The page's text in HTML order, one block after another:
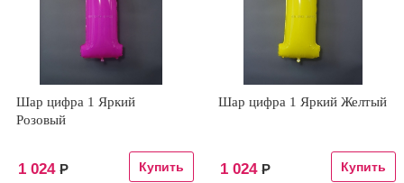
Шар цифра 1 Яркий
Розовый
1 024 Р
Шар цифра 1 Яркий Желтый
1 024 Р